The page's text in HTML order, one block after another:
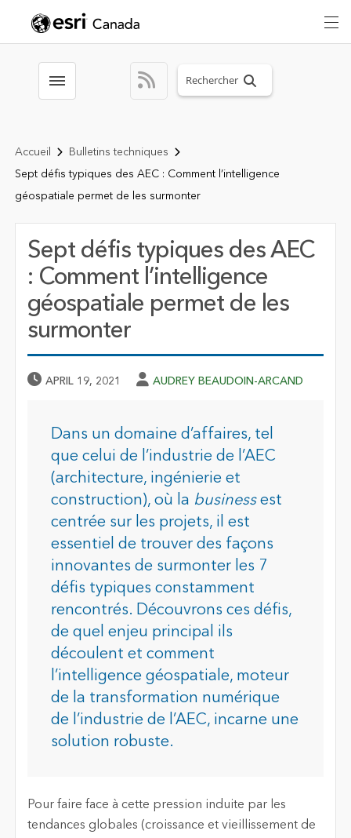
Toggle menubar
Accueil
Bulletins techniques
Sept défis typiques des AEC : Comment l’intelligence
géospatiale permet de les surmonter
Sept défis typiques des AEC
: Comment l’intelligence
géospatiale permet de les
surmonter
Published Date
APRIL 19, 2021 Author
AUDREY BEAUDOIN-ARCAND
Dans un domaine d’affaires, tel
que celui de l’industrie de l’AEC
(architecture, ingénierie et
construction), où la businessest
centrée sur les projets, il est
essentiel de trouver des façons
innovantes de surmonter les 7
défis typiques constamment
rencontrés. Découvrons ces défis,
de quel enjeu principal ils
découlent et comment
l’intelligence géospatiale, moteur
de la transformation numérique
de l’industrie de l’AEC, incarne une
solution robuste.
Pour faire face à cette pression induite par les
tendances globales (croissance et vieillissement de